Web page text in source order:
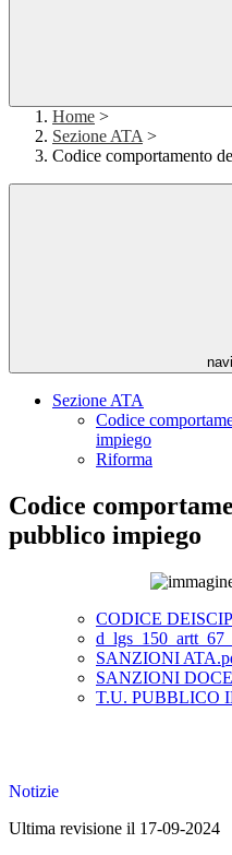
Home >
Sezione ATA >
Codice comportamento
Sezione ATA
Codice
impiego
Riforma
Codice
pubblico impiego
CODICE
SANZIONI
SANZIONI
T.U. PUBBLICO
Notizie
Ultima revisione il 17-09-2024